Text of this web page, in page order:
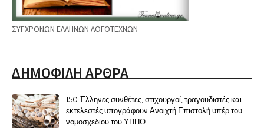
ΣΥΓΧΡΟΝΩΝ ΕΛΛΗΝΩΝ ΛΟΓΟΤΕΧΝΩΝ
ΔΗΜΟΦΙΛΗ ΑΡΘΡΑ
150 Έλληνες συνθέτες, στιχουργοί, τραγουδιστές και
εκτελεστές υπογράφουν Ανοιχτή Επιστολή υπέρ του
νομοσχεδίου του ΥΠΠΟ